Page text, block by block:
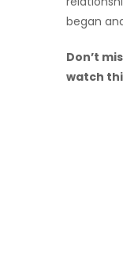
began
Don’t
watch